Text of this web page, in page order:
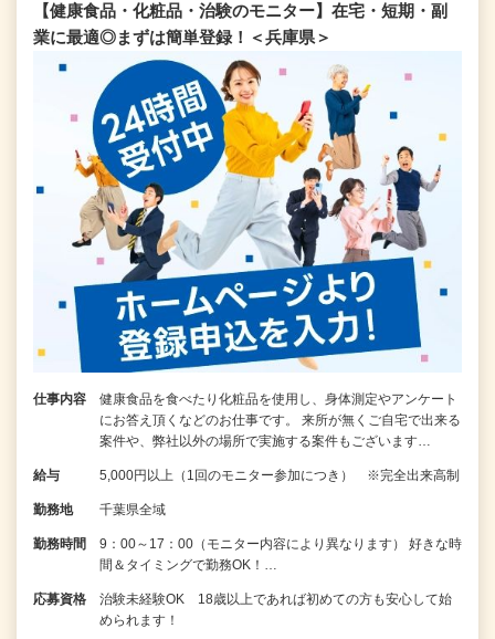
【健康食品・化粧品・治験のモニター】在宅・短期・副
業に最適◎まずは簡単登録！＜兵庫県＞
仕事内容
健康食品を食べたり化粧品を使用し、身体測定やアンケート
にお答え頂くなどのお仕事です。 来所が無くご自宅で出来る
案件や、弊社以外の場所で実施する案件もございます…
給与 5,000円以上（1回のモニター参加につき） ※完全出来高制
勤務地 千葉県全域
勤務時間
9：00～17：00（モニター内容により異なります） 好きな時
間＆タイミングで勤務OK！…
応募資格
治験未経験OK 18歳以上であれば初めての方も安心して始
められます！